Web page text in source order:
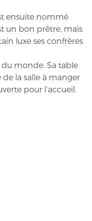
ensuite nommé
un bon prêtre, mais
luxe ses confrères
monde. Sa table
la salle à manger
pour l’accueil.